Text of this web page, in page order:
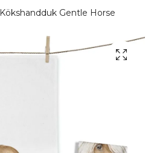
Kökshandduk Gentle Horse